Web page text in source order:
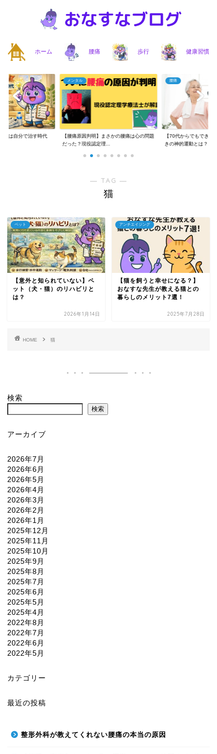
ホーム 腰痛 歩行 健康習慣
痛は自分で治す時代
メンタル
【腰痛原因判明】まさかの腰痛は心の問題
だった？現役認定理...
腰痛
【70代からでもできる
きの神的運動とは？...
― TAG ―
猫
ペット
【意外と知られていない】ペ
ット（犬・猫）のリハビリと
は？
2026年1月14日
アンチエイジング
【猫を飼うと幸せになる？】
おなすな先生が教える猫との
暮らしのメリット7選！
2025年7月28日
HOME 猫
検索
検索
アーカイブ
2026年7月
2026年6月
2026年5月
2026年4月
2026年3月
2026年2月
2026年1月
2025年12月
2025年11月
2025年10月
2025年9月
2025年8月
2025年7月
2025年6月
2025年5月
2025年4月
2022年8月
2022年7月
2022年6月
2022年5月
カテゴリー
最近の投稿
整形外科が教えてくれない腰痛の本当の原因